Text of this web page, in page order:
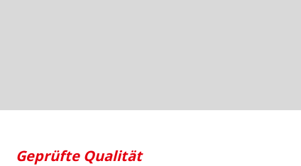
Geprüfte Qualität